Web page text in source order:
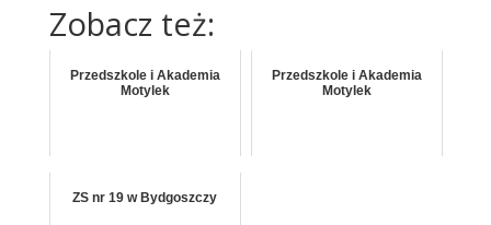
Zobacz też:
Przedszkole i Akademia
Motylek
Przedszkole i Akademia
Motylek
ZS nr 19 w Bydgoszczy